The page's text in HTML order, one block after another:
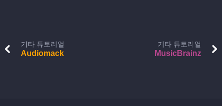
기타 튜토리얼
Audiomack
기타 튜토리얼
MusicBrainz